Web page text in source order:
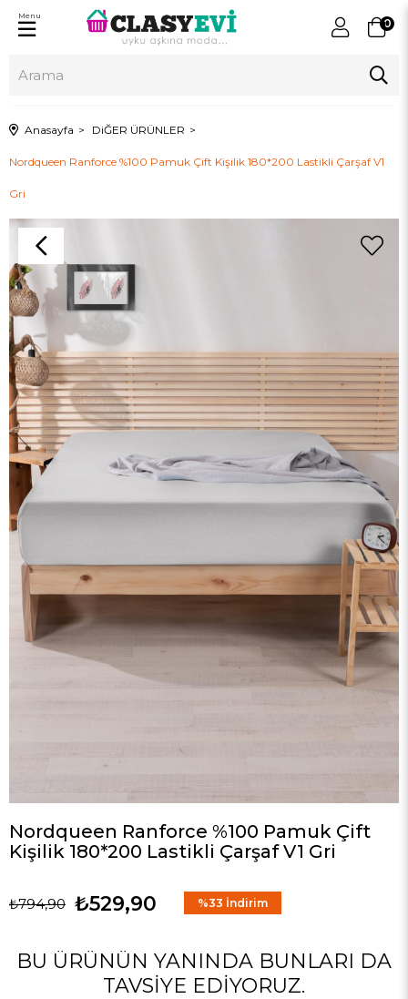
0
Menu
Anasayfa DiĞER ÜRÜNLER
Nordqueen Ranforce %100 Pamuk Çift Kişilik 180*200 Lastikli Çarşaf V1
Gri
Nordqueen Ranforce %100 Pamuk Çift
Kişilik 180*200 Lastikli Çarşaf V1 Gri
₺794,90 ₺529,90 %33 İndirim
BU ÜRÜNÜN YANINDA BUNLARI DA
TAVSIYE EDIYORUZ.